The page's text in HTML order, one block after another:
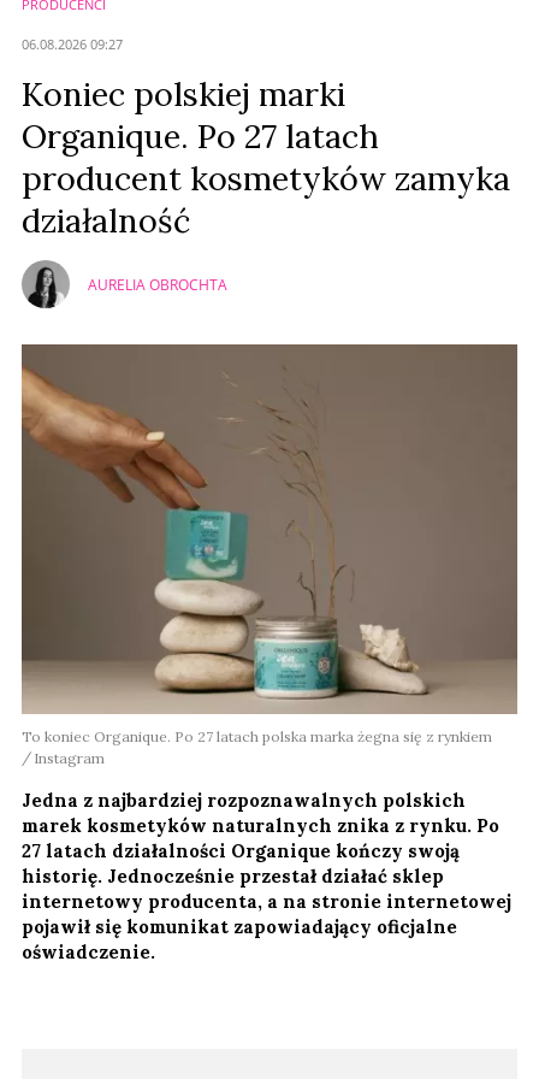
PRODUCENCI
06.08.2026 09:27
Koniec polskiej marki
Organique. Po 27 latach
producent kosmetyków zamyka
działalność
AURELIA OBROCHTA
To koniec Organique. Po 27 latach polska marka żegna się z rynkiem
Instagram
Jedna z najbardziej rozpoznawalnych polskich
marek kosmetyków naturalnych znika z rynku. Po
27 latach działalności Organique kończy swoją
historię. Jednocześnie przestał działać sklep
internetowy producenta, a na stronie internetowej
pojawił się komunikat zapowiadający oficjalne
oświadczenie.